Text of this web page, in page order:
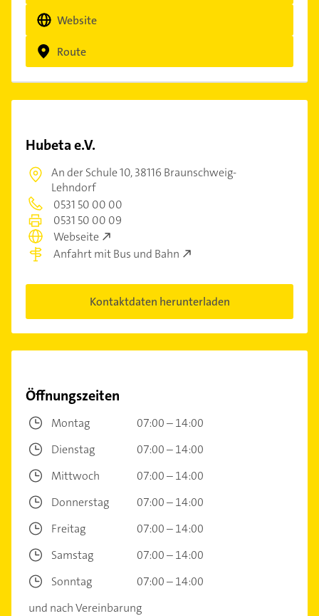
Website
Route
Hubeta e.V.
An der Schule 10,38116 Braunschweig-
Lehndorf
0531 50 00 00
0531 50 00 09
Webseite
Anfahrt mit Bus und Bahn
Kontaktdaten herunterladen
Öffnungszeiten
Montag
07:00 – 14:00
Dienstag
07:00 – 14:00
Mittwoch
07:00 – 14:00
Donnerstag
07:00 – 14:00
Freitag
07:00 – 14:00
Samstag
07:00 – 14:00
Sonntag
07:00 – 14:00
und nach Vereinbarung